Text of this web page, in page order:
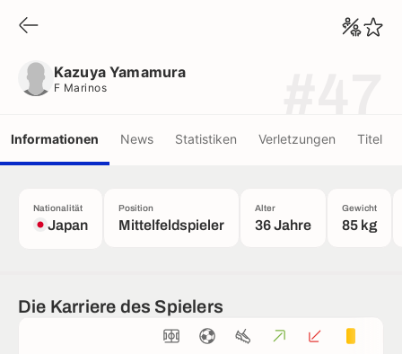
Kazuya Yamamura
F Marinos
Informationen News Statistiken Verletzungen Titel
Nationalität
Japan
Position
Mittelfeldspieler
Alter
36 Jahre
Gewicht
85 kg
Die Karriere des Spielers